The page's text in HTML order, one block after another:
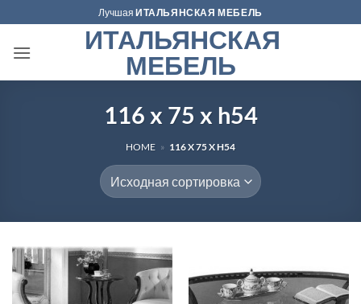
to
content
ЛучшаяИТАЛЬЯНСКАЯ МЕБЕЛЬ
ИТАЛЬЯНСКАЯ
МЕБЕЛЬ
116 x 75 x h54
HOME » 116 X 75 X H54